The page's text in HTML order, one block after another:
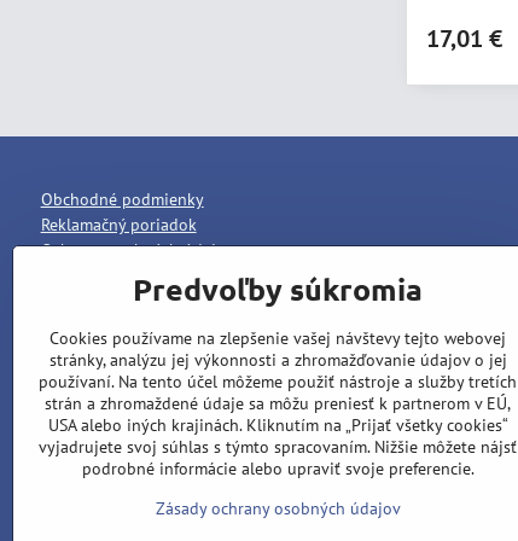
17,01 €
Obchodné podmienky
Reklamačný poriadok
Ochrana osobných údajov
Predvoľby súkromia
Cookies používame na zlepšenie vašej návštevy tejto webovej
stránky, analýzu jej výkonnosti a zhromažďovanie údajov o jej
používaní. Na tento účel môžeme použiť nástroje a služby tretích
strán a zhromaždené údaje sa môžu preniesť k partnerom v EÚ,
USA alebo iných krajinách. Kliknutím na „Prijať všetky cookies“
vyjadrujete svoj súhlas s týmto spracovaním. Nižšie môžete nájsť
podrobné informácie alebo upraviť svoje preferencie.
Zásady ochrany osobných údajov